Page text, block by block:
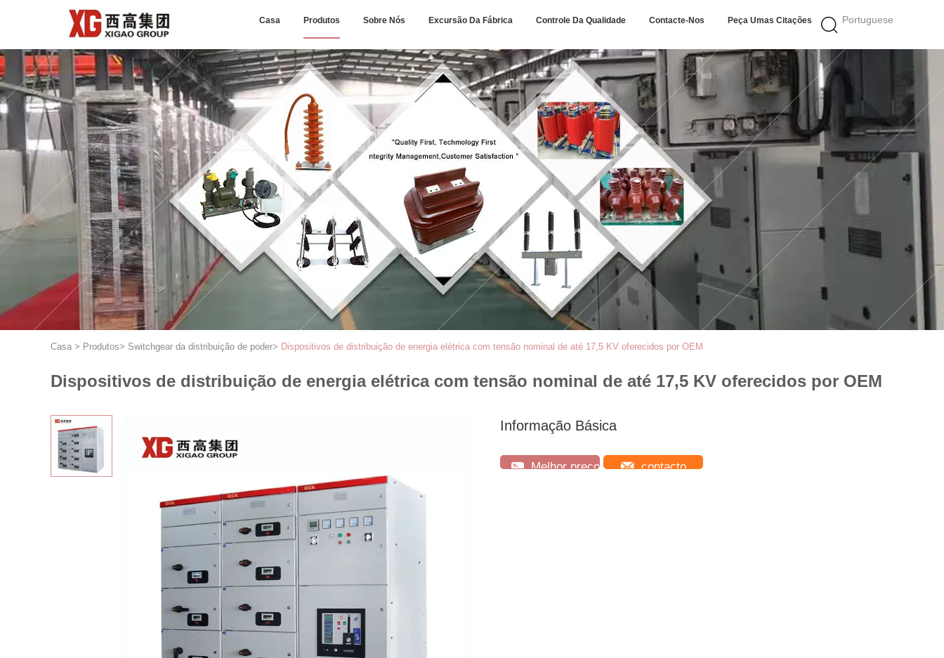
Portuguese
Casa Produtos Sobre Nós Excursão Da Fábrica Controle Da Qualidade Contacte-Nos Peça Umas Citações
Casa > Produtos> Switchgear da distribuição de poder> Dispositivos de distribuição de energia elétrica com tensão nominal de até 17,5 KV oferecidos por OEM
Dispositivos de distribuição de energia elétrica com tensão nominal de até 17,5 KV oferecidos por OEM
Informação Básica
Melhor preço contacto